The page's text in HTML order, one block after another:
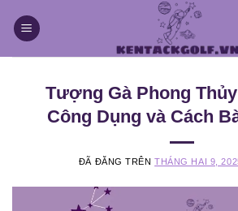
đến
Tượng Gà Phong
Công Dụng và Cách
ĐÃ ĐĂNG TRÊNTHÁNG HAI 9,